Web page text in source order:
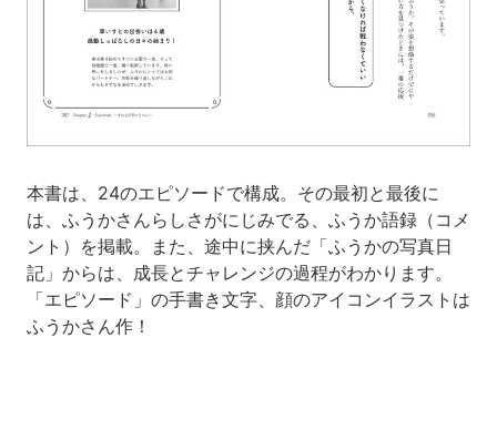
本書は、24のエピソードで構成。その最初と最後に
は、ふうかさんらしさがにじみでる、ふうか語録（コメ
ント）を掲載。また、途中に挟んだ「ふうかの写真日
記」からは、成長とチャレンジの過程がわかります。
「エピソード」の手書き文字、顔のアイコンイラストは
ふうかさん作！